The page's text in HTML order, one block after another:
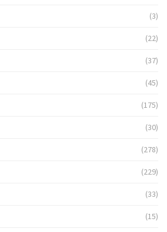
(3)
(22)
(37)
(45)
(175)
(30)
(278)
(229)
(33)
(15)